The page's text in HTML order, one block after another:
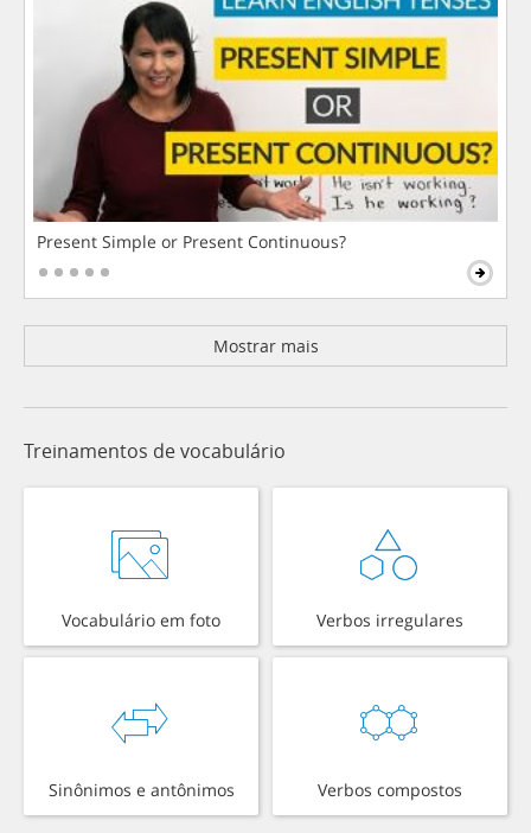
Present Simple or Present Continuous?
Mostrar mais
Treinamentos de vocabulário
Vocabulário em foto Verbos irregulares
Sinônimos e antônimos Verbos compostos